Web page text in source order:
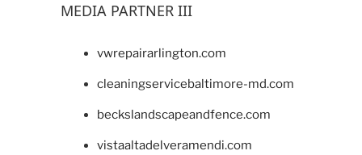
MEDIA PARTNER III
vwrepairarlington.com
cleaningservicebaltimore-md.com
beckslandscapeandfence.com
vistaaltadelveramendi.com